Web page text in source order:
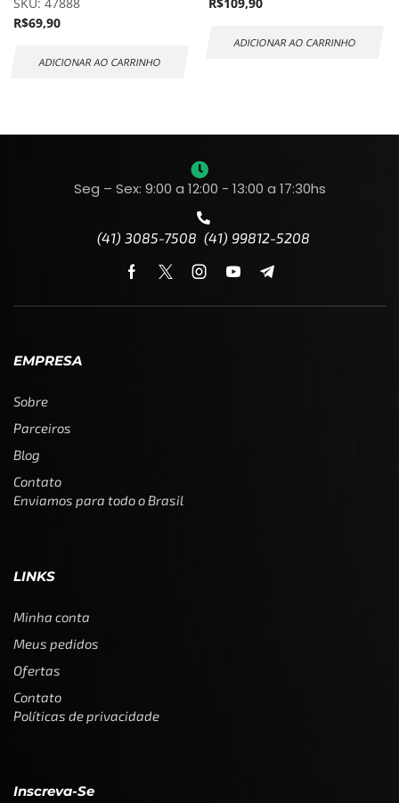
R$69,90
ADICIONAR AO CARRINHO
ADICIONAR AO CARRINHO
Seg – Sex: 9:00 a 12:00 - 13:00 a 17:30hs
(41) 3085-7508 (41) 99812-5208
EMPRESA
Sobre
Parceiros
Blog
Contato
Enviamos para todo o Brasil
LINKS
Minha conta
Meus pedidos
Ofertas
Contato
Políticas de privacidade
Inscreva-Se